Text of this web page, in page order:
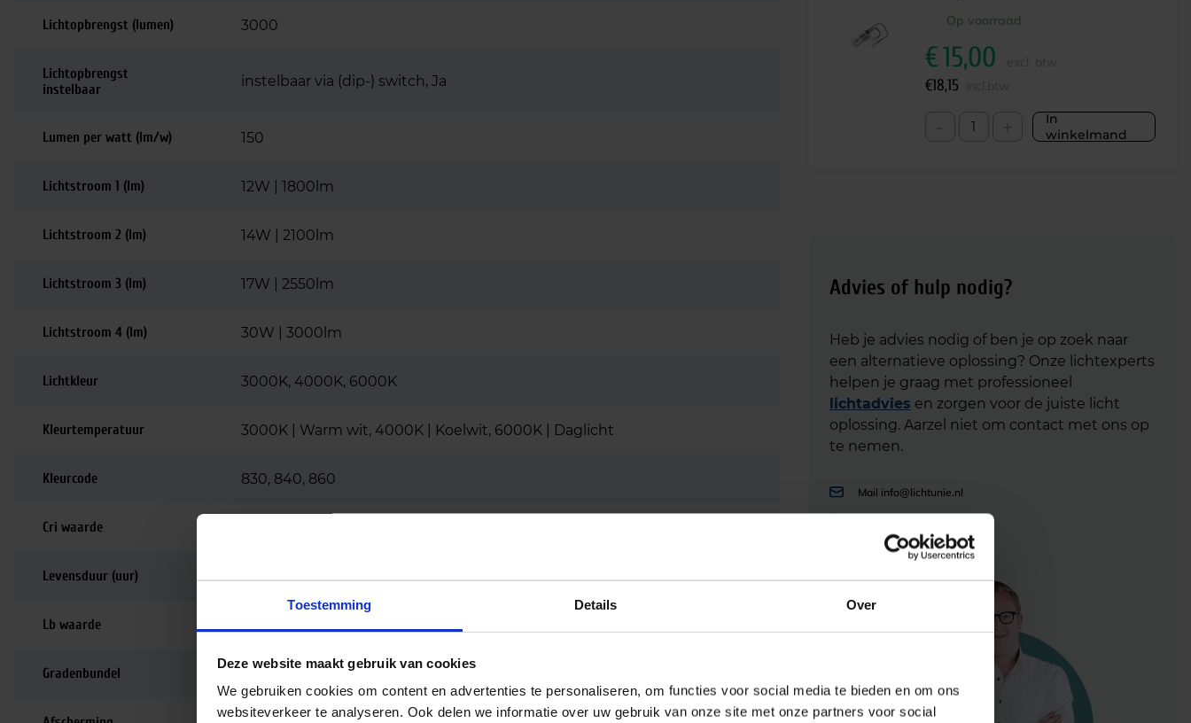
Toestemming Details Over
Deze website maakt gebruik van cookies
We gebruiken cookies om content en advertenties te personaliseren, om functies voor social media te bieden en om ons
websiteverkeer te analyseren. Ook delen we informatie over uw gebruik van onze site met onze partners voor social
Lichtopbrengst (lumen) 3000
Lichtopbrengst
instelbaar
instelbaar via (dip-) switch, Ja
Lumen per watt (lm/w) 150
Lichtstroom 1 (lm) 12W | 1800lm
Lichtstroom 2 (lm) 14W | 2100lm
Lichtstroom 3 (lm) 17W | 2550lm
Lichtstroom 4 (lm) 30W | 3000lm
Lichtkleur 3000K, 4000K, 6000K
Kleurtemperatuur 3000K | Warm wit, 4000K | Koelwit, 6000K | Daglicht
Kleurcode 830, 840, 860
Cri waarde
Levensduur (uur) 50.000
Lb waarde L90
Gradenbundel 115 graden
Op voorraad
In
winkelmand
€15,00
€18,15
Advies of hulp nodig?
Heb je advies nodig of ben je op zoek naar
een alternatieve oplossing? Onze lichtexperts
helpen je graag met professioneel
lichtadvies en zorgen voor de juiste licht
oplossing. Aarzel niet om contact met ons op
te nemen.
Mail info@lichtunie.nl
0348 – 20 90 00